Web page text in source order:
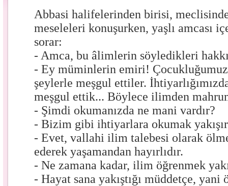
Abbasi halifelerinden birisi,
meseleleri konuşurken, yaşlı amcası
sorar:
- Amca, bu âlimlerin söyledikleri
- Ey müminlerin emiri!
şeylerle meşgul ettiler.
meşgul ettik... Böylece ilimden
- Şimdi okumanızda ne mani vardır?
- Bizim gibi ihtiyarlara okumak
- Evet, vallahi ilim talebesi olarak
ederek yaşamandan hayırlıdır.
- Ne zamana kadar, ilim öğrenmek
- Hayat sana yakıştığı müddetçe, yani